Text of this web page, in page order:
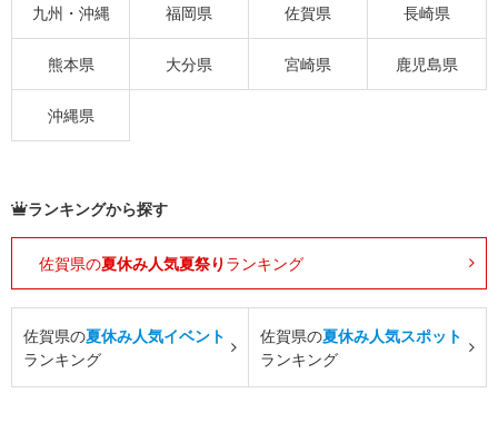
九州・沖縄 福岡県 佐賀県 長崎県
熊本県 大分県 宮崎県 鹿児島県
沖縄県
ランキングから探す
佐賀県の夏休み人気夏祭り ランキング
佐賀県の夏休み人気イベント
ランキング
佐賀県の夏休み人気スポット
ランキング